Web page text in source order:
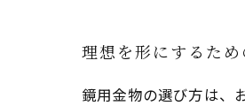
理想を形にするた
鏡用金物の選び方は、